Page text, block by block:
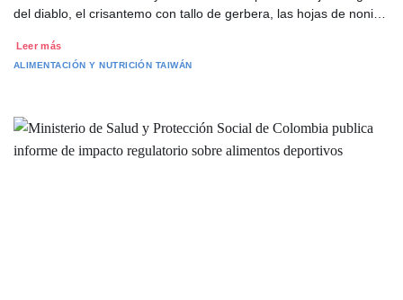
del diablo, el crisantemo con tallo de gerbera, las hojas de noni…
Leer más
ALIMENTACIÓN Y NUTRICIÓN TAIWÁN